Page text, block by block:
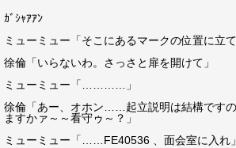
ｶﾞｼｬｱｱﾝ
ミューミュー「そこにあるマークの位置に
徐倫「いらないわ。さっさと扉を開けて」
ミューミュー「…………」
徐倫「あー、オホン……起立説明は結構です
ますかァ～～看守ゥ～？」
ミューミュー「……FE40536 、面会室に入れ」